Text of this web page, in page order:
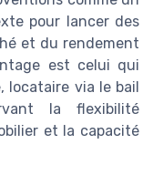
pour lancer des
et du rendement
est celui qui
via le bail
la flexibilité
et la capacité